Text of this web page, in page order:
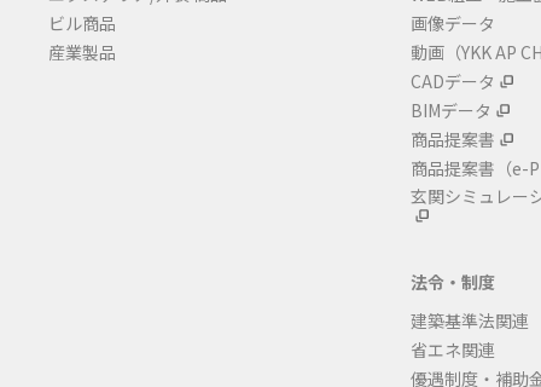
ビル商品
産業製品
画像データ
動画（YKK AP
CADデータ
BIMデータ
商品提案書
商品提案書 （
玄関シミュレー
法令・制度
建築基準法関連
省エネ関連
優遇制度・補助